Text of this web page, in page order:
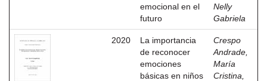
emocional en el
futuro
Nelly
Gabriela
2020
La importancia
de reconocer
emociones
básicas en niños
Crespo
Andrade,
María
Cristina,